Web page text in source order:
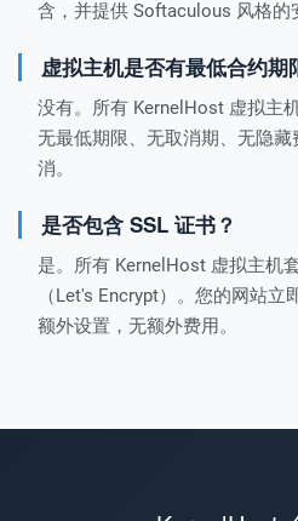
含，并提供 Softaculous 风格的
虚拟主机是否有最低合约期
没有。所有 KernelHost 虚拟主
无最低期限、无取消期、无隐
消。
是否包含 SSL 证书？
是。所有 KernelHost 虚拟主机
（Let's Encrypt）。您的网站
额外设置，无额外费用。